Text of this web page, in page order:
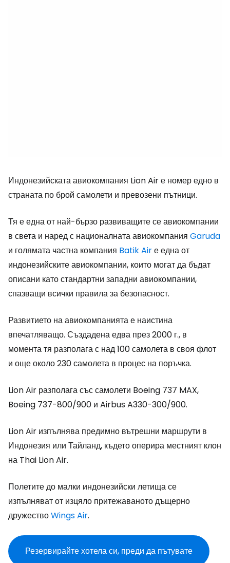
Индонезийската авиокомпания Lion Air е номер едно в
страната по брой самолети и превозени пътници.
Тя е една от най-бързо развиващите се авиокомпании
в света и наред с националната авиокомпания Garuda
и голямата частна компания Batik Airе една от
индонезийските авиокомпании, които могат да бъдат
описани като стандартни западни авиокомпании,
спазващи всички правила за безопасност.
Развитието на авиокомпанията е наистина
впечатляващо. Създадена едва през 2000 г., в
момента тя разполага с над 100 самолета в своя флот
и още около 230 самолета в процес на поръчка.
Lion Air разполага със самолети Boeing 737 MAX,
Boeing 737-800/900 и Airbus A330-300/900.
Lion Air изпълнява предимно вътрешни маршрути в
Индонезия или Тайланд, където оперира местният клон
на Thai Lion Air.
Полетите до малки индонезийски летища се
изпълняват от изцяло притежаваното дъщерно
дружествоWings Air.
Резервирайте хотела си, преди да пътувате